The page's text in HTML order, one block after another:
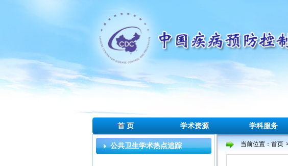
首 页 学术资源 学科服务
公共卫生学术热点追踪 当前位置： 首页